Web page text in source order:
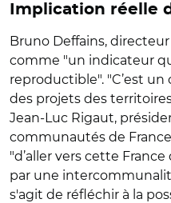
Implication réelle
Bruno Deffains,
comme "un indicateur
reproductible". "C’est
des projets des
Jean-Luc Rigaut,
communautés de
"d’aller vers cette
par une
s'agit de réfléchir à la